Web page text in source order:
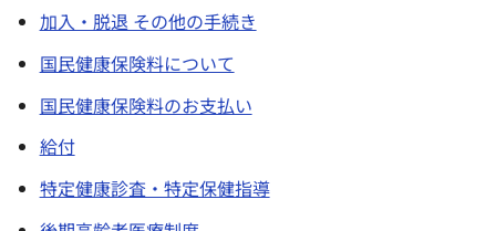
加入・脱退 その他の手続き
国民健康保険料について
国民健康保険料のお支払い
給付
特定健康診査・特定保健指導